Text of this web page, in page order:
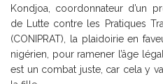
Kondjoa, coordonnateur d’un
de Lutte contre les Pratiques
(CONIPRAT), la plaidoirie en
nigérien, pour ramener l’âge
est un combat juste, car cela y